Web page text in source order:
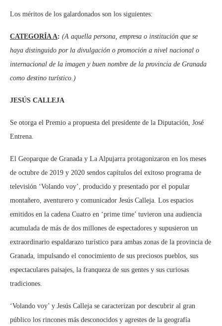
Los méritos de los galardonados son los siguientes:
CATEGORÍA A: (A aquella persona, empresa o institución que se
haya distinguido por la divulgación o promoción a nivel nacional o
internacional de la imagen y buen nombre de la provincia de Granada
como destino turístico. )
JESÚS CALLEJA
Se otorga el Premio a propuesta del presidente de la Diputación, José
Entrena.
El Geoparque de Granada y La Alpujarra protagonizaron en los meses
de octubre de 2019 y 2020 sendos capítulos del exitoso programa de
televisión ‘Volando voy’, producido y presentado por el popular
montañero, aventurero y comunicador Jesús Calleja. Los espacios
emitidos en la cadena Cuatro en ‘prime time’ tuvieron una audiencia
acumulada de más de dos millones de espectadores y supusieron un
extraordinario espaldarazo turístico para ambas zonas de la provincia de
Granada, impulsando el conocimiento de sus preciosos pueblos, sus
espectaculares paisajes, la franqueza de sus gentes y sus curiosas
tradiciones.
‘Volando voy’ y Jesús Calleja se caracterizan por descubrir al gran
público los rincones más desconocidos y agrestes de la geografía